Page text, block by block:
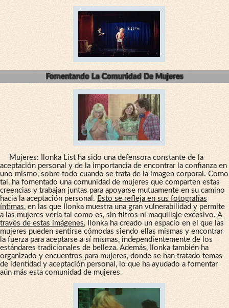
Fomentando La Comunidad De Mujeres
Mujeres: Ilonka List ha sido una defensora constante de la
aceptación personal y de la importancia de encontrar la confianza en
uno mismo, sobre todo cuando se trata de la imagen corporal. Como
tal, ha fomentado una comunidad de mujeres que comparten estas
creencias y trabajan juntas para apoyarse mutuamente en su camino
hacia la aceptación personal. Esto se refleja en sus fotografías
íntimas, en las que Ilonka muestra una gran vulnerabilidad y permite
a las mujeres verla tal como es, sin filtros ni maquillaje excesivo. A
través de estas imágenes, Ilonka ha creado un espacio en el que las
mujeres pueden sentirse cómodas siendo ellas mismas y encontrar
la fuerza para aceptarse a sí mismas, independientemente de los
estándares tradicionales de belleza. Además, Ilonka también ha
organizado y encuentros para mujeres, donde se han tratado temas
de identidad y aceptación personal, lo que ha ayudado a fomentar
aún más esta comunidad de mujeres.